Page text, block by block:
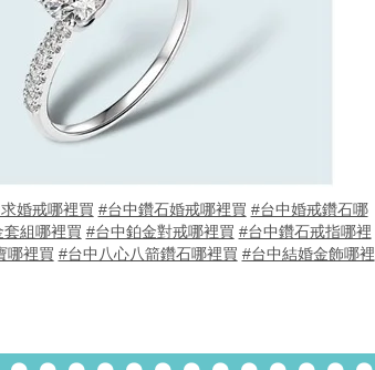
婚戒哪裡買 #台中鑽石婚戒哪裡買 #台中婚戒鑽石哪
組哪裡買 #台中鉑金對戒哪裡買 #台中鑽石戒指哪裡
哪裡買 #台中八心八箭鑽石哪裡買 #台中結婚金飾哪裡